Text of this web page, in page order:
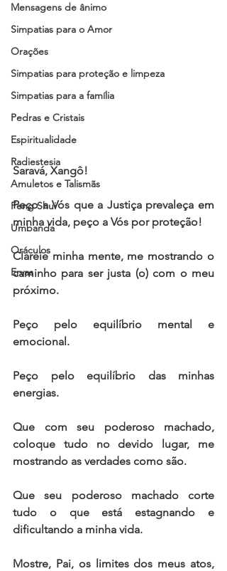
Mensagens de ânimo
Simpatias para o Amor
Orações
Simpatias para proteção e limpeza
Simpatias para a família
Pedras e Cristais
Espiritualidade
Radiestesia
Amuletos e Talismãs
Feng Shui
Umbanda
Oráculos
Ervas
Saravá, Xangô!
Peço a Vós que a Justiça prevaleça em
minha vida, peço a Vós por proteção!
Clareie minha mente, me mostrando o
caminho para ser justa (o) com o meu
próximo.
Peço pelo equilíbrio mental e
emocional.
Peço pelo equilíbrio das minhas
energias.
Que com seu poderoso machado,
coloque tudo no devido lugar, me
mostrando as verdades como são.
Que seu poderoso machado corte
tudo o que está estagnando e
dificultando a minha vida.
Mostre, Pai, os limites dos meus atos,